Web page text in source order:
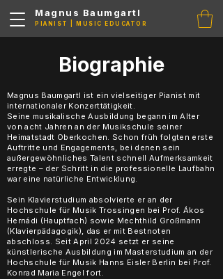
Magnus Baumgartl
PIANIST | MUSIC EDUCATOR
Biographie
Magnus Baumgartl ist ein vielseitiger Pianist mit
internationaler Konzerttätigkeit.
Seine musikalische Ausbildung begann im Alter
von acht Jahren an der Musikschule seiner
Heimatstadt Oberkochen. Schon früh folgten erste
Auftritte und Engagements, bei denen sein
außergewöhnliches Talent schnell Aufmerksamkeit
erregte – der Schritt in die professionelle Laufbahn
war eine natürliche Entwicklung.
Sein Klavierstudium absolvierte er an der
Hochschule für Musik Trossingen bei Prof. Ákos
Hernádi (Hauptfach) sowie Mechthild Großmann
(Klavierpädagogik), das er mit Bestnoten
abschloss. Seit April 2024 setzt er seine
künstlerische Ausbildung im Masterstudium an der
Hochschule für Musik Hanns Eisler Berlin bei Prof.
Konrad Maria Engel fort.